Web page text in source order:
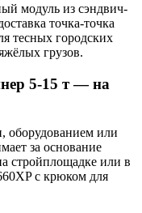
модуль из сэндвич-
точка-точка
тесных городских
грузов.
5-15 т — на
оборудованием или
за основание
стройплощадке или в
с крюком для